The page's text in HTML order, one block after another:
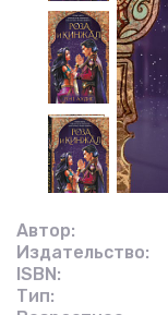
Автор:
Издательство:
ISBN:
Тип: